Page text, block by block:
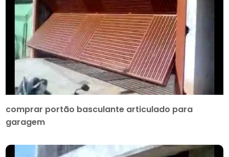
comprar portão basculante articulado para
garagem